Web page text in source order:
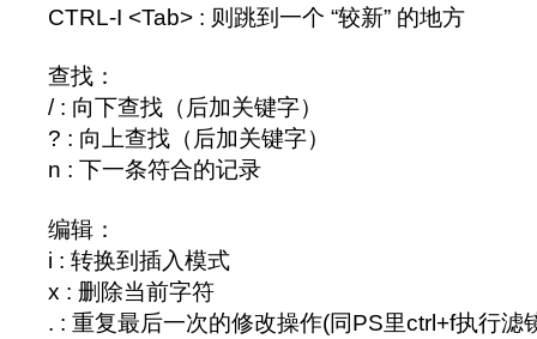
CTRL-I <Tab> : 则跳到一个 “较新” 的地方
查找：
/ : 向下查找（后加关键字）
? : 向上查找（后加关键字）
n : 下一条符合的记录
编辑：
i : 转换到插入模式
x : 删除当前字符
. : 重复最后一次的修改操作(同PS里ctrl+f执行滤